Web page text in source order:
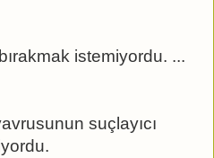
istemiyordu. ...
suçlayıcı